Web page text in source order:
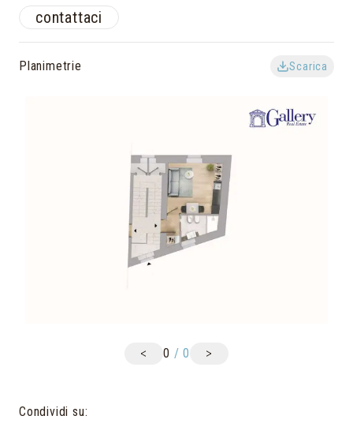
contattaci
Planimetrie Scarica
< 0 /0 >
Condividi su: